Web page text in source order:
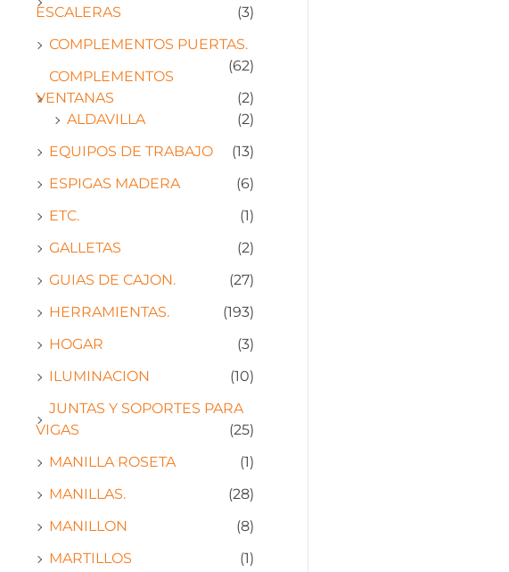
ESCALERAS
(3)
COMPLEMENTOS PUERTAS.
(62)
COMPLEMENTOS
VENTANAS
(2)
ALDAVILLA
(2)
EQUIPOS DE TRABAJO
(13)
ESPIGAS MADERA
(6)
ETC.
(1)
GALLETAS
(2)
GUIAS DE CAJON.
(27)
HERRAMIENTAS.
(193)
HOGAR
(3)
ILUMINACION
(10)
JUNTAS Y SOPORTES PARA
VIGAS
(25)
MANILLA ROSETA
(1)
MANILLAS.
(28)
MANILLON
(8)
MARTILLOS
(1)